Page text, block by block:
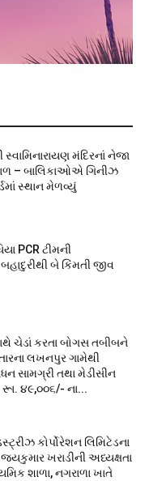
સ્વામિનારાયણ મંદિરનાં નેજા
– બાલિકાઓએ ગિનીઝ
સ્થાન મેળવ્યું
PCR ટીમની
બે કિંમતી જીવ
ચેડાં કરતા બોગસ તબીબને
લખનપુર ગામેથી
સામગ્રી તથા મેડીસીન
૪૯,૦૦૬/- ના...
કોર્પોરેશન લિમિટેડના
ખરાડીની અધ્યક્ષતા
શાળા, નગરાળા ખાતે